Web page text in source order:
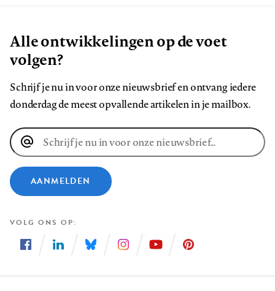
Alle ontwikkelingen op de voet
volgen?
Schrijf je nu in voor onze nieuwsbrief en ontvang iedere
donderdag de meest opvallende artikelen in je mailbox.
E-
mailadres
AANMELDEN
VOLG ONS OP
ons
ons
ons
ons
ons
ons